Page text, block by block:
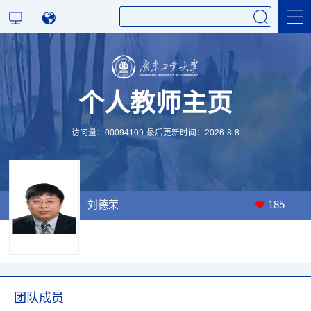
科学研究
教学研究
个人教师主页
访问量： 00094109 最后更新时间： 2026-8-8
刘德荣 185
团队成员